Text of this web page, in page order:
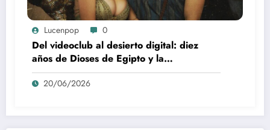
Lucenpop 0
Del videoclub al desierto digital: diez
años de Dioses de Egipto y la
desaparición del blockbuster sin
complejos
20/06/2026